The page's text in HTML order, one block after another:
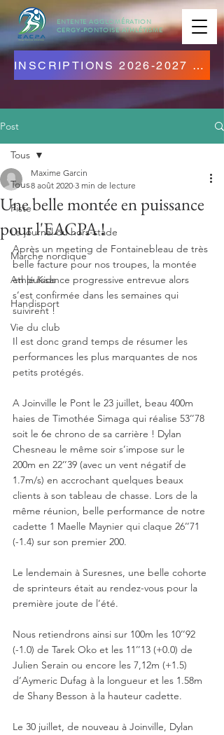
ENTENTE AGGLOMÉRATION
CERGY-PONTOISEATHLÉTISME
INSCRIPTIONS 2026-2027 OUVERTES ! CLIQUEZ ICI !
Post
Tous
Piste
Le journal du hors-stade
Marche nordique
Athlé Kids
Handisport
Vie du club
Tous
Une belle montée en puissance
pour l'EACPA !
Maxime Garcin
8 août 2020 3 min de lecture
Après un meeting de Fontainebleau de très
belle facture pour nos troupes, la montée
en puissance progressive entrevue alors
s’est confirmée dans les semaines qui
suivirent !
Il est donc grand temps de résumer les
performances les plus marquantes de nos
petits protégés.
A Joinville le Pont le 23 juillet, beau 400m
haies de Timothée Simaga qui réalise 53’’78
soit le 6e chrono de sa carrière ! Dylan
Chesneau le même soir s’impose sur le
200m en 22’’39 (avec un vent négatif de
1.7m/s) en accrochant quelques beaux
clients à son tableau de chasse. Lors de la
même réunion, belle performance de notre
cadette 1 Maelle Maynier qui claque 26’’71
(-1.4) sur son premier 200.
Le lendemain à Suresnes, une belle cohorte
de sprinteurs était au rendez-vous pour la
première joute de l’été.
Nous retiendrons ainsi sur 100m les 10’’92
(-1.0) de Tarek Oko et les 11’’13 (+0.0) de
Julien Serain ou encore les 7,12m (+1.5)
d’Aymeric Dufag à la longueur et les 1.58m
de Shany Besson à la hauteur cadette.
Le 30 juillet, de nouveau à Joinville, Dylan